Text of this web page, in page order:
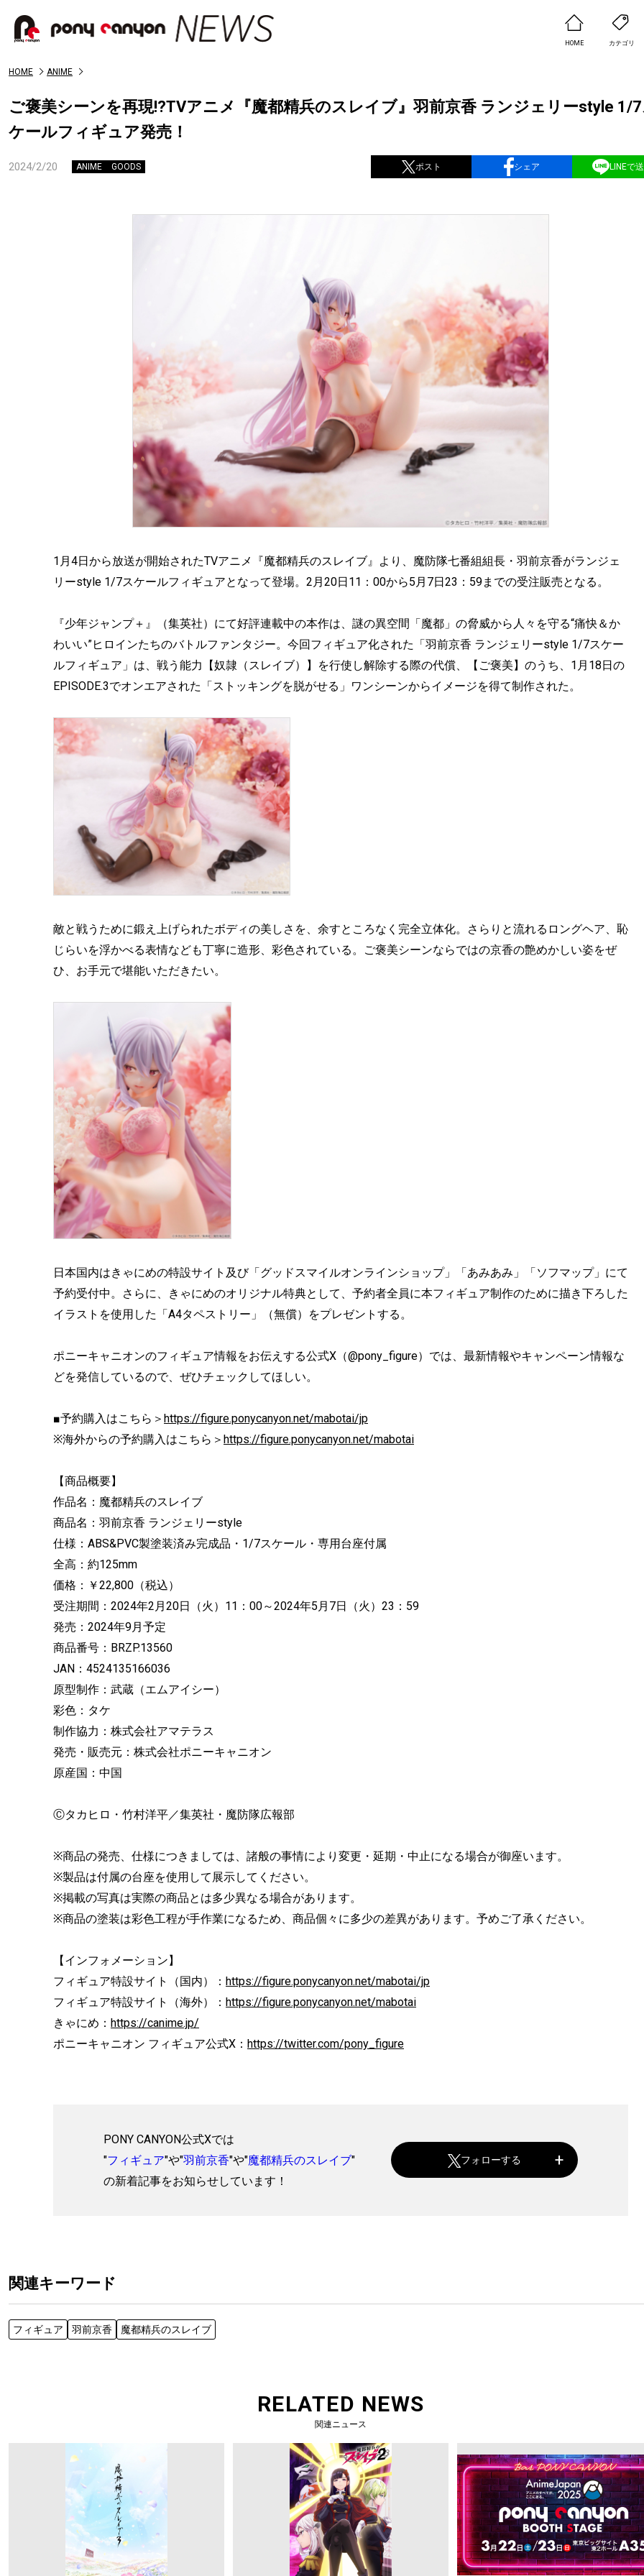
HOME カテゴリ
HOME ANIME
ご褒美シーンを再現!?TVアニメ『魔都精兵のスレイブ』羽前京香 ランジェリーstyle 1/
ケールフィギュア発売！
2024/2/20 ANIME GOODS ポスト シェア LINEで
1月4日から放送が開始されたTVアニメ『魔都精兵のスレイブ』より、魔防隊七番組組長・羽前京香がランジェ
リーstyle 1/7スケールフィギュアとなって登場。2月20日11：00から5月7日23：59までの受注販売となる。
『少年ジャンプ＋』（集英社）にて好評連載中の本作は、謎の異空間「魔都」の脅威から人々を守る“痛快＆か
わいい”ヒロインたちのバトルファンタジー。今回フィギュア化された「羽前京香 ランジェリーstyle 1/7スケー
ルフィギュア」は、戦う能力【奴隷（スレイブ）】を行使し解除する際の代償、【ご褒美】のうち、1月18日の
EPISODE.3でオンエアされた「ストッキングを脱がせる」ワンシーンからイメージを得て制作された。
敵と戦うために鍛え上げられたボディの美しさを、余すところなく完全立体化。さらりと流れるロングヘア、恥
じらいを浮かべる表情なども丁寧に造形、彩色されている。ご褒美シーンならではの京香の艶めかしい姿をぜ
ひ、お手元で堪能いただきたい。
日本国内はきゃにめの特設サイト及び「グッドスマイルオンラインショップ」「あみあみ」「ソフマップ」にて
予約受付中。さらに、きゃにめのオリジナル特典として、予約者全員に本フィギュア制作のために描き下ろした
イラストを使用した「A4タペストリー」（無償）をプレゼントする。
ポニーキャニオンのフィギュア情報をお伝えする公式X（@pony_figure）では、最新情報やキャンペーン情報な
どを発信しているので、ぜひチェックしてほしい。
■予約購入はこちら＞ https://figure.ponycanyon.net/mabotai/jp
※海外からの予約購入はこちら＞ https://figure.ponycanyon.net/mabotai
【商品概要】
作品名：魔都精兵のスレイブ
商品名：羽前京香 ランジェリーstyle
仕様：ABS&PVC製塗装済み完成品・1/7スケール・専用台座付属
全高：約125mm
価格：￥22,800（税込）
受注期間：2024年2月20日（火）11：00～2024年5月7日（火）23：59
発売：2024年9月予定
商品番号：BRZP.13560
JAN：4524135166036
原型制作：武蔵（エムアイシー）
彩色：タケ
制作協力：株式会社アマテラス
発売・販売元：株式会社ポニーキャニオン
原産国：中国
Ⓒタカヒロ・竹村洋平／集英社・魔防隊広報部
※商品の発売、仕様につきましては、諸般の事情により変更・延期・中止になる場合が御座います。
※製品は付属の台座を使用して展示してください。
※掲載の写真は実際の商品とは多少異なる場合があります。
※商品の塗装は彩色工程が手作業になるため、商品個々に多少の差異があります。予めご了承ください。
【インフォメーション】
フィギュア特設サイト（国内）： https://figure.ponycanyon.net/mabotai/jp
フィギュア特設サイト（海外）： https://figure.ponycanyon.net/mabotai
きゃにめ： https://canime.jp/
ポニーキャニオン フィギュア公式X： https://twitter.com/pony_figure
PONY CANYON公式Xでは
"フィギュア"や"羽前京香"や"魔都精兵のスレイブ"
の新着記事をお知らせしています！
フォローする
関連キーワード
フィギュア 羽前京香 魔都精兵のスレイブ
RELATED NEWS
関連ニュース